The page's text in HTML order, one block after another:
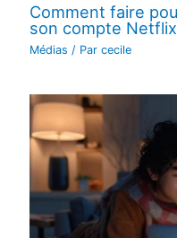
Comment faire
son compte
Médias / Par cecile